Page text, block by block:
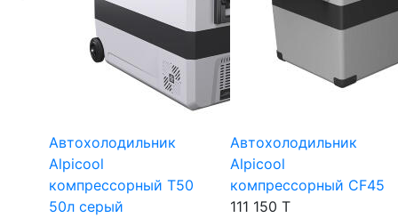
Автохолодильник
Alpicool
компрессорный T50
50л серый
Автохолодильник
Alpicool
компрессорный CF45
111 150 T